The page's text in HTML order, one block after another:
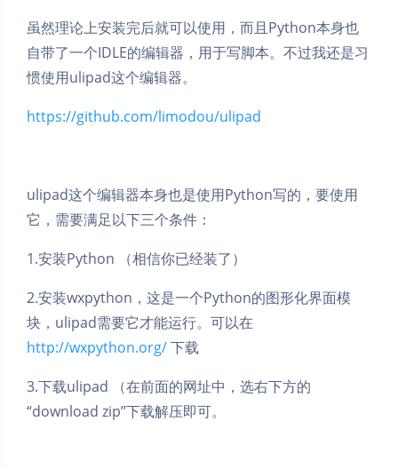
虽然理论上安装完后就可以使用，而且Python本身也
自带了一个IDLE的编辑器，用于写脚本。不过我还是习
惯使用ulipad这个编辑器。
https://github.com/limodou/ulipad
ulipad这个编辑器本身也是使用Python写的，要使用
它，需要满足以下三个条件：
1.安装Python （相信你已经装了）
​2.安装wxpython，这是一个Python的图形化界面模
块，ulipad需要它才能运行。可以在
http://wxpython.org/下载
3.下载ulipad （在前面的网址中，选右下方的
“download zip”下载解压即可。